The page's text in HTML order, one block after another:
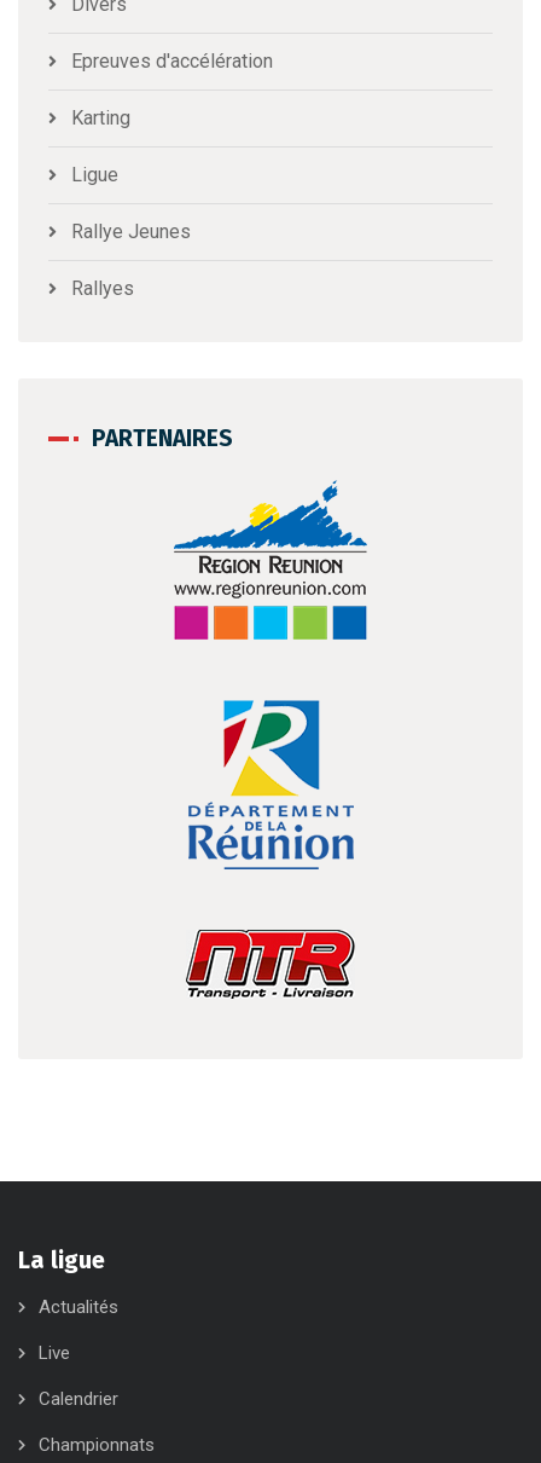
Epreuves d'accélération
Karting
Ligue
Rallye Jeunes
Rallyes
PARTENAIRES
La ligue
Actualités
Live
Calendrier
Championnats